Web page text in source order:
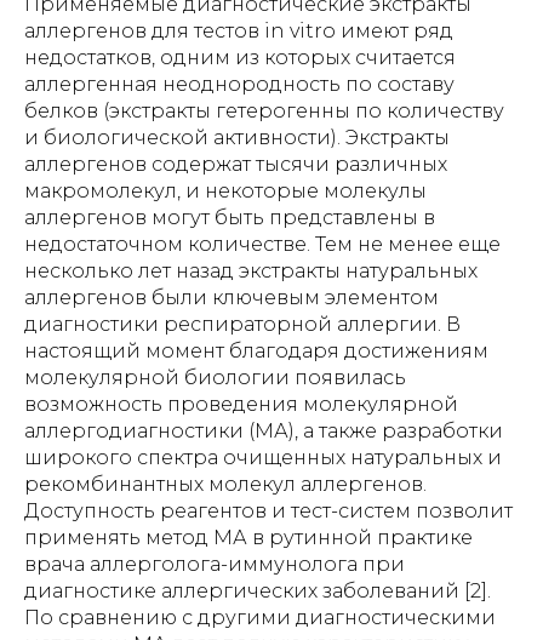
аллергенов для тестов in vitro имеют ряд
недостатков, одним из которых считается
аллергенная неоднородность по составу
белков (экстракты гетерогенны по количеству
и биологической активности). Экстракты
аллергенов содержат тысячи различных
макромолекул, и некоторые молекулы
аллергенов могут быть представлены в
недостаточном количестве. Тем не менее еще
несколько лет назад экстракты натуральных
аллергенов были ключевым элементом
диагностики респираторной аллергии. В
настоящий момент благодаря достижениям
молекулярной биологии появилась
возможность проведения молекулярной
аллергодиагностики (МА), а также разработки
широкого спектра очищенных натуральных и
рекомбинантных молекул аллергенов.
Доступность реагентов и тест-систем позволит
применять метод МА в рутинной практике
врача аллерголога-иммунолога при
диагностике аллергических заболеваний [2].
По сравнению с другими диагностическими